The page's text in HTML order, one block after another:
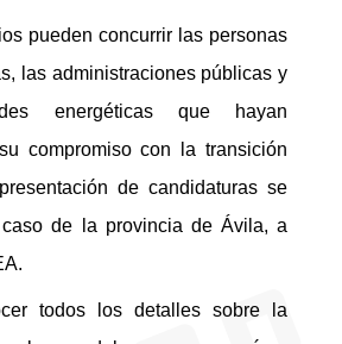
pueden concurrir las personas
las administraciones públicas y
energéticas que hayan
compromiso con la transición
de candidaturas se
de la provincia de Ávila, a
todos los detalles sobre la